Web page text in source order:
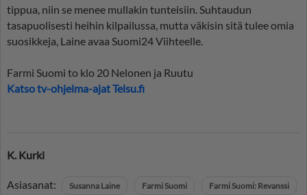
tippua, niin se menee mullakin tunteisiin. Suhtaudun
tasapuolisesti heihin kilpailussa, mutta väkisin sitä tulee omia
suosikkeja, Laine avaa Suomi24 Viihteelle.
Farmi Suomi to klo 20 Nelonen ja Ruutu
Katso tv-ohjelma-ajat Telsu.fi
K. Kurki
Asiasanat: Susanna Laine Farmi Suomi Farmi Suomi: Revanssi